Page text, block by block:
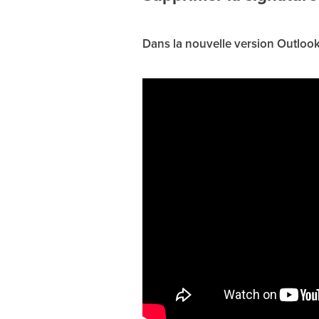
Dans la nouvelle version